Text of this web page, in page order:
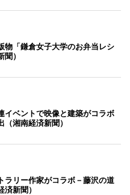
物「鎌倉女子大学のお弁当レシ
）
イベントで映像と建築がコラボ
（湘南経済新聞）
ラリー作家がコラボ－藤沢の道
新聞）